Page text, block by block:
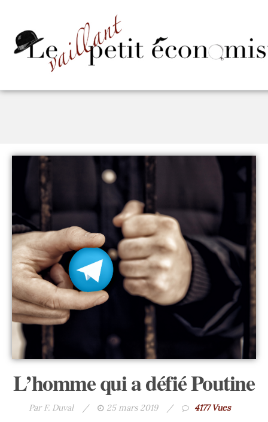
L’homme qui a défié Poutine
Par F. Duval / 25 mars 2019 / 4177 Vues